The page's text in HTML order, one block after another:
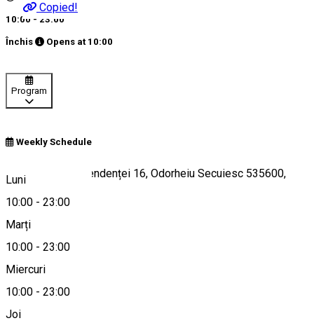
Copied!
10:00 - 23:00
Închis Opens at 10:00
Program
Weekly Schedule
Luni
10:00 - 23:00
Marți
10:00 - 23:00
Miercuri
10:00 - 23:00
Joi
Bulevardul Independenței 16, Odorheiu Secuiesc 535600,
Romania
Hartă